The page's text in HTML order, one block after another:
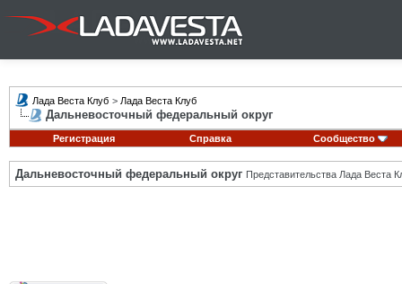
Лада Веста Клуб > Лада Веста Клуб
Дальневосточный федеральный округ
Регистрация Справка Сообщество
Дальневосточный федеральный округ Представительства Лада Веста